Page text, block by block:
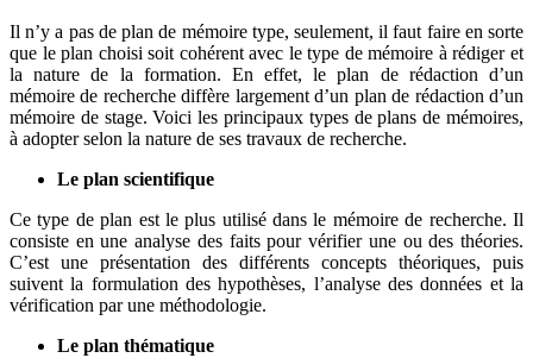
Il n’y a pas de plan de mémoire type, seulement, il faut faire en sorte
que le plan choisi soit cohérent avec le type de mémoire à rédiger et
la nature de la formation. En effet, le plan de rédaction d’un
mémoire de recherche diffère largement d’un plan de rédaction d’un
mémoire de stage. Voici les principaux types de plans de mémoires,
à adopter selon la nature de ses travaux de recherche.
Le plan scientifique
Ce type de plan est le plus utilisé dans le mémoire de recherche. Il
consiste en une analyse des faits pour vérifier une ou des théories.
C’est une présentation des différents concepts théoriques, puis
suivent la formulation des hypothèses, l’analyse des données et la
vérification par une méthodologie.
Le plan thématique